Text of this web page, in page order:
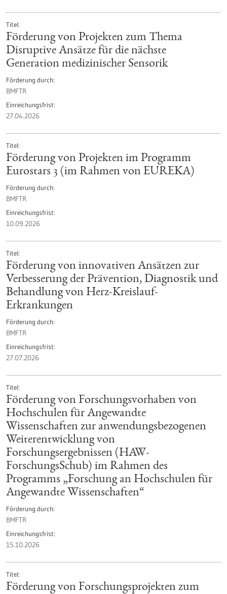
Titel
Förderung von Projekten zum Thema
Disruptive Ansätze für die nächste
Generation medizinischer Sensorik
Förderung durch
BMFTR
Einreichungsfrist
27.04.2026
Titel
Förderung von Projekten im Programm
Eurostars 3 (im Rahmen von EUREKA)
Förderung durch
BMFTR
Einreichungsfrist
10.09.2026
Titel
Förderung von innovativen Ansätzen zur
Verbesserung der Prävention, Diagnostik und
Behandlung von Herz-Kreislauf-
Erkrankungen
Förderung durch
BMFTR
Einreichungsfrist
27.07.2026
Titel
Förderung von Forschungsvorhaben von
Hochschulen für Angewandte
Wissenschaften zur anwendungsbezogenen
Weiterentwicklung von
Forschungsergebnissen (HAW-
ForschungsSchub) im Rahmen des
Programms „Forschung an Hochschulen für
Angewandte Wissenschaften“
Förderung durch
BMFTR
Einreichungsfrist
15.10.2026
Titel
Förderung von Forschungsprojekten zum